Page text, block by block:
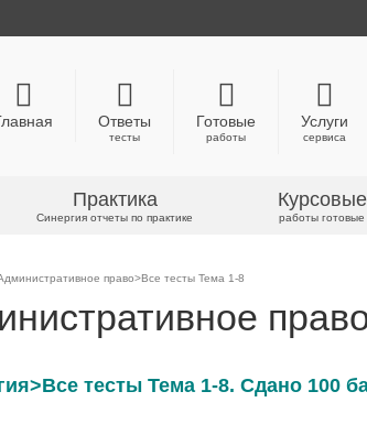
Ответы
тесты
Готовые
работы
Услуги
сервиса
Практика
Синергия отчеты по практике
Курсовые
работы готовые
право>Все тесты Тема 1-8
тесты Тема 1-8. Сдано 100